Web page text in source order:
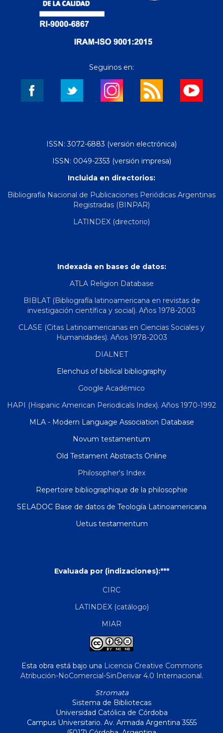
Seguinos en:
ISSN: 3072-6883 (versión electrónica)
ISSN: 0049-2353 (versión impresa)
Incluida en directorios:
Bibliografía Nacional de Publicaciones Periódicas Argentinas
Registradas (BINPAR)
LATINDEX (directorio)
Indexada en bases de datos:
ATLA Religion Database
BIBLAT (Bibliografía latinoamericana en revistas de
investigación científica y social). Años 1978-2003
CLASE (Citas Latinoamericanas en Ciencias Sociales y
Humanidades). Años 1978-2003
DIALNET
Elenchus of biblical bibliography
Google Académico
HAPI (Hispanic American Periodicals Index). Años 1970-1992
MLA - Modern Language Association Database
Novum testamentum
Old Testament Abstracts Online
Philosopher's Index
Repertoire bibliographique de la philosophie
SELADOC Base de datos de Teología Latinoamericana
Uetus testamentum
Evaluada por (indizaciones):***
CIRC
LATINDEX (catálogo)
MIAR
Esta obra está bajo una Licencia Creative Commons
Atribución-NoComercial-SinDerivar 4.0 Internacional.
Stromata
Sistema de Bibliotecas
Universidad Católica de Córdoba
Campus Universitario. Av. Armada Argentina 3555